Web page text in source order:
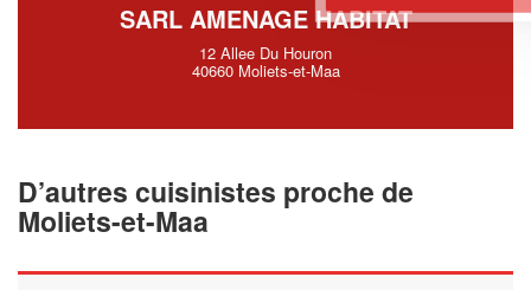
SARL AMENAGE HABITAT
12 Allee Du Houron
40660 Moliets-et-Maa
D’autres cuisinistes proche de
Moliets-et-Maa